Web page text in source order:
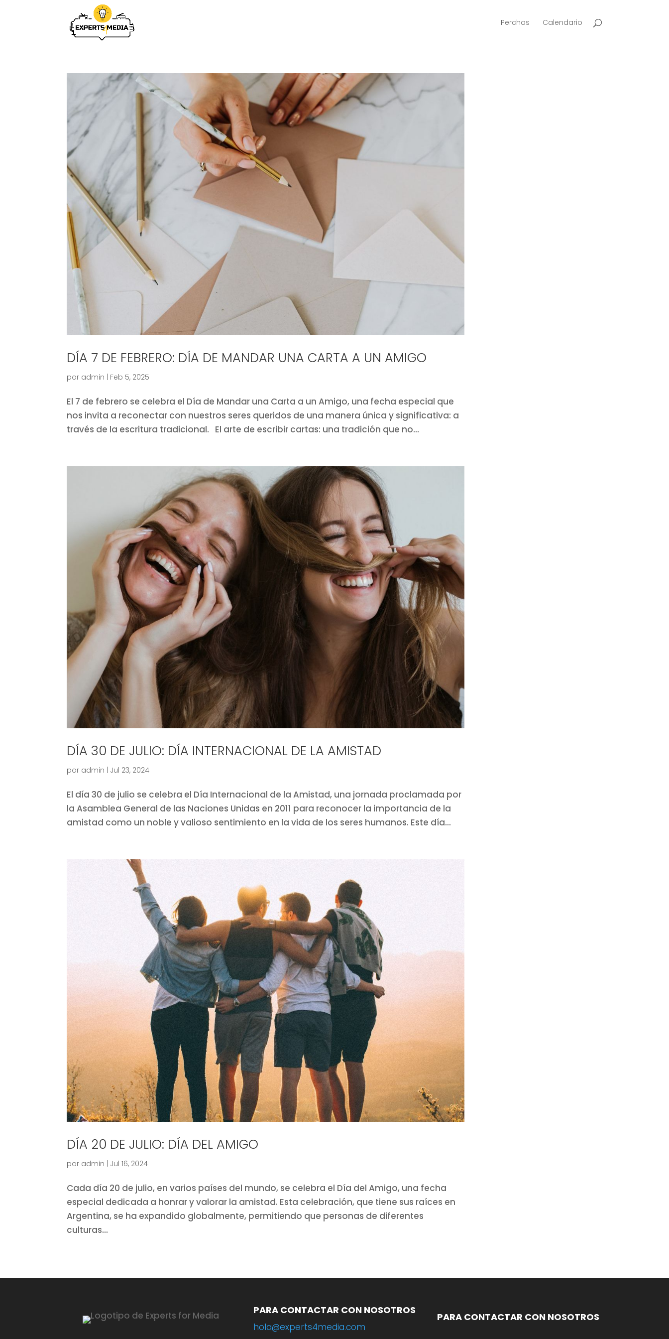
Perchas Calendario
DÍA 7 DE FEBRERO: DÍA DE MANDAR UNA CARTA A UN AMIGO
por admin Feb 5, 2025
El 7 de febrero se celebra el Día de Mandar una Carta a un Amigo, una fecha especial que
nos invita a reconectar con nuestros seres queridos de una manera única y significativa: a
través de la escritura tradicional. El arte de escribir cartas: una tradición que no...
DÍA 30 DE JULIO: DÍA INTERNACIONAL DE LA AMISTAD
por admin Jul 23, 2024
El día 30 de julio se celebra el Día Internacional de la Amistad, una jornada proclamada por
la Asamblea General de las Naciones Unidas en 2011 para reconocer la importancia de la
amistad como un noble y valioso sentimiento en la vida de los seres humanos. Este día...
DÍA 20 DE JULIO: DÍA DEL AMIGO
por admin | Jul 16, 2024
Cada día 20 de julio, en varios países del mundo, se celebra el Día del Amigo, una fecha
especial dedicada a honrar y valorar la amistad. Esta celebración, que tiene sus raíces en
Argentina, se ha expandido globalmente, permitiendo que personas de diferentes
culturas...
PARA CONTACTAR CON NOSOTROS
hola@experts4media.com
PARA CONTACTAR CON NOSOTROS